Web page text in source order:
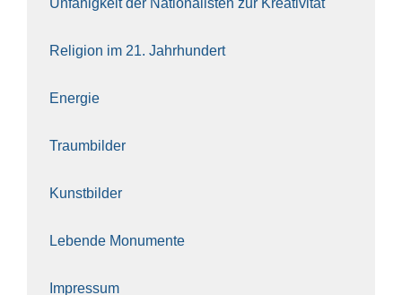
Unfä­hig­keit der Natio­na­lis­ten zur Krea­ti­vi­tät
Reli­gi­on im 21. Jahr­hun­dert
Ener­gie
Traum­bil­der
Kunst­bil­der
Leben­de Monu­men­te
Impres­sum